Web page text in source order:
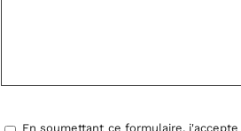
En soumettant ce formulaire,